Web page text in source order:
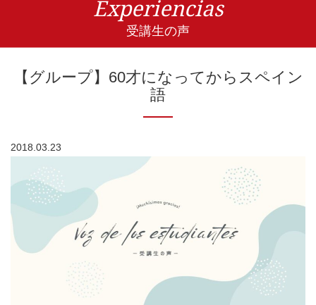
Experiencias
受講生の声
【グループ】60才になってからスペイン
語
2018.03.23